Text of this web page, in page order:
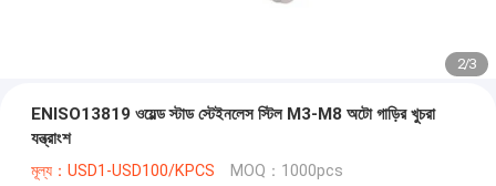
2/3
ENISO13819 ওয়েল্ড স্টাড স্টেইনলেস স্টিল M3-M8 অটো গাড়ির খুচরা
যন্ত্রাংশ
মূল্য：USD1-USD100/KPCS MOQ：1000pcs